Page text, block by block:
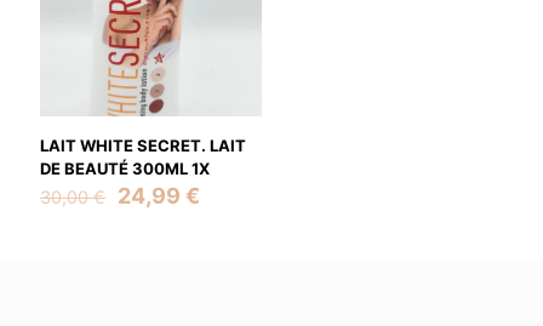
LAIT WHITE SECRET. LAIT
DE BEAUTÉ 300ML 1X
30,00€
Original
24,99 €